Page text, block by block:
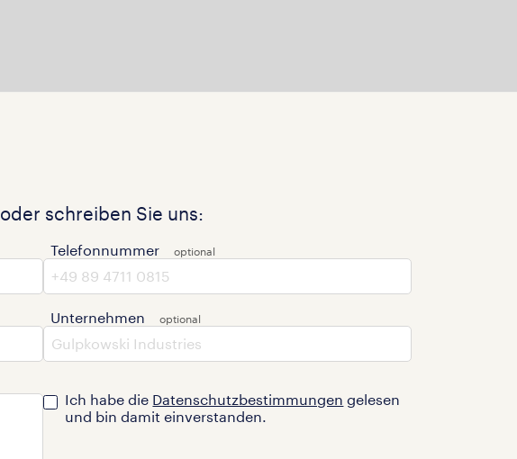
oder schreiben Sie uns:
Telefonnummer
Unternehmen
Ich habe die Datenschutzbestimmungen gelesen
und bin damit einverstanden.